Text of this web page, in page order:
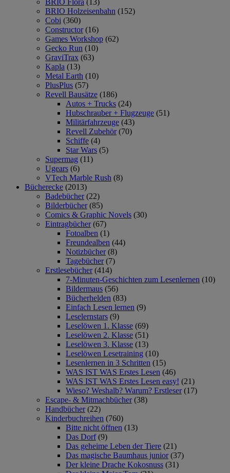
BRIO Flora (13)
BRIO Holzeisenbahn (152)
Cobi (360)
Constructor (16)
Games Workshop (62)
Gecko Run (10)
GraviTrax (63)
Kapla (13)
Metal Earth (10)
PlusPlus (57)
Revell Bausätze (186)
Autos + Trucks (24)
Hubschrauber + Flugzeuge (51)
Militärfahrzeuge (43)
Revell Zubehör (70)
Schiffe (4)
Star Wars (5)
Supermag (11)
Ugears (6)
VTech Marble Rush (8)
Bücherecke (2013)
Badebücher (22)
Bilderbücher (85)
Comics & Graphic Novels (30)
Eintragbücher (67)
Fotoalben (1)
Freundealben (44)
Notizbücher (8)
Tagebücher (7)
Erstlesebücher (414)
7-Minuten-Geschichten zum Lesenlernen (10)
Bildermaus (56)
Bücherhelden (83)
Einfach Lesen lernen (9)
Leselernstars (9)
Leselöwen 1. Klasse (69)
Leselöwen 2. Klasse (51)
Leselöwen 3. Klasse (13)
Leselöwen Lesetraining (10)
Lesenlernen in 3 Schritten (15)
WAS IST WAS Erstes Lesen (46)
WAS IST WAS Erstes Lesen easy! (21)
Wieso? Weshalb? Warum? Erstleser (17)
Escape- & Mitmachbücher (38)
Handbücher (22)
Kinderbuchreihen (760)
Bitte nicht öffnen (13)
Das Dorf (9)
Das geheime Leben der Tiere (21)
Das magische Baumhaus junior (37)
Der kleine Drache Kokosnuss (31)